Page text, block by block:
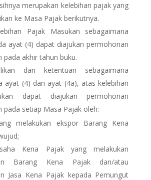
merupakan kelebihan pajak yang
ke Masa Pajak berikutnya.
Pajak Masukan sebagaimana
ayat (4) dapat diajukan permohonan
pada akhir tahun buku.
dari ketentuan sebagaimana
ayat (4) dan ayat (4a), atas kelebihan
dapat diajukan permohonan
pada setiap Masa Pajak oleh:
melakukan ekspor Barang Kena
Kena Pajak yang melakukan
Barang Kena Pajak dan/atau
Jasa Kena Pajak kepada Pemungut